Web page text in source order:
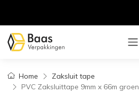
Home
Zaksluit tape
PVC Zaksluittape 9mm x 66m groen